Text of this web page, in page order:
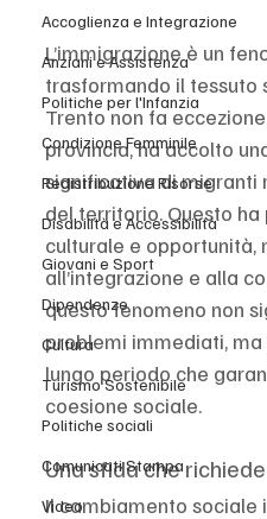
Accoglienza e Integrazione
Anziani e Assistenza
Politiche per l'Infanzia
Condizione Femminile
Redistribuzione Risorse
Disabilità e Accessibilità
Giovani e Sport
Dipendenze
Cultura
Turismo Sostenibile
Politiche sociali
Comunicati Stampa
Video
L’immigrazione è un
trasformando il tessuto
Trento non fa
provincia, ha accolto
significativa di migranti
del territorio. Questo
culturale e opportunità,
all’integrazione e alla
questo fenomeno non
problemi immediati,
lungo periodo che
coesione sociale.
Una sfida che
Il cambiamento sociale